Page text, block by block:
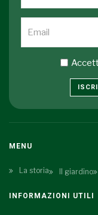
MENU
La storia Il giardino
INFORMAZIONI UTILI